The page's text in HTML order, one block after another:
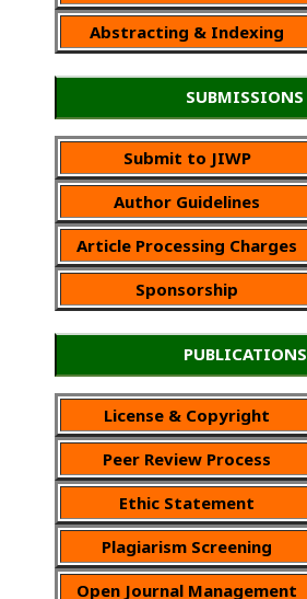
Abstracting & Indexing
SUBMISSIONS
Submit to JIWP
Author Guidelines
Article Processing Charges
Sponsorship
PUBLICATIONS
License & Copyright
Peer Review Process
Ethic Statement
Plagiarism Screening
Open Journal Management